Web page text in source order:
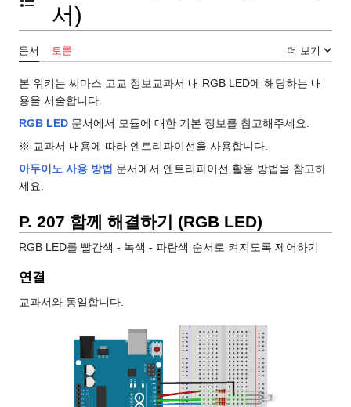
목차 토글
서)
문서 토론 더 보기
본 위키는 씨마스 고교 정보교과서 내 RGB LED에 해당하는 내
용을 서술합니다.
RGB LED 문서에서 모듈에 대한 기본 정보를 참고해주세요.
※ 교과서 내용에 따라 엔트리파이선을 사용합니다.
아두이노 사용 방법 문서에서 엔트리파이선 활용 방법을 참고하
세요.
P. 207 함께 해결하기 (RGB LED)
RGB LED를 빨간색 - 녹색 - 파란색 순서로 켜지도록 제어하기
연결
교과서와 동일합니다.